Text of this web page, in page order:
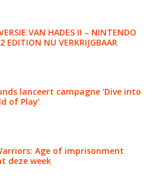
VAN HADES II – NINTENDO
EDITION NU VERKRIJGBAAR
lanceert campagne ‘Dive into
of Play’
Age of imprisonment
deze week